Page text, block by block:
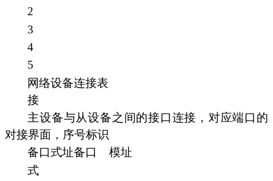
2
3
4
5
网络设备连接表
接
主设备与从设备之间的接口连接，对应端口的
对接界面，序号标识
备口式址备口
模址
式